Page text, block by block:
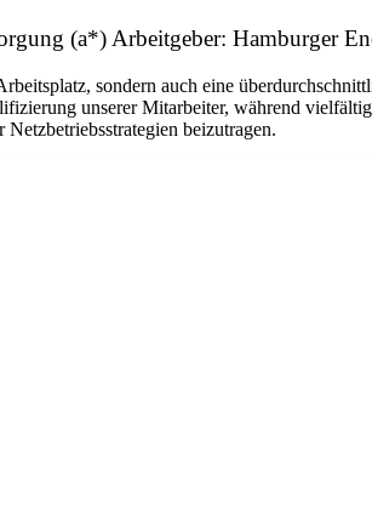
(a*) Arbeitgeber: Hamburger
sondern auch eine
unserer Mitarbeiter, während
beizutragen.